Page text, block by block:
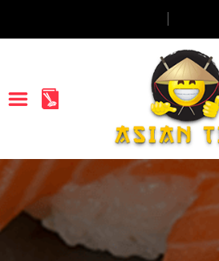
ACCUEIL
LA CARTE